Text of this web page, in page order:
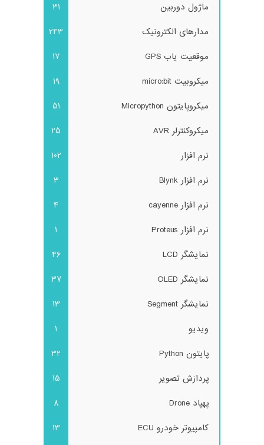
ماژول دوربین
31
مدارهای الکترونیک
243
موقعیت یاب GPS
17
میکروبیت micro:bit
19
میکروپایتون Micropython
51
میکروکنترلر AVR
25
نرم افزار
102
نرم افزار Blynk
3
نرم افزار cayenne
4
نرم افزار Proteus
1
نمایشگر LCD
46
نمایشگر OLED
37
نمایشگر Segment
13
ویدیو
1
پایتون Python
32
پردازش تصویر
15
پهپاد Drone
8
کامپیوتر خودرو ECU
13